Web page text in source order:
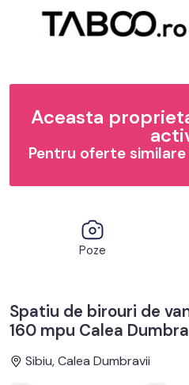
Aceasta
Pentru oferte
Poze
Spatiu de birouri de
160 mpu Calea
Sibiu, Calea Dumbravii